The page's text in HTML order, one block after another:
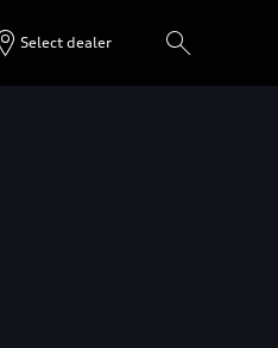
Select dealer